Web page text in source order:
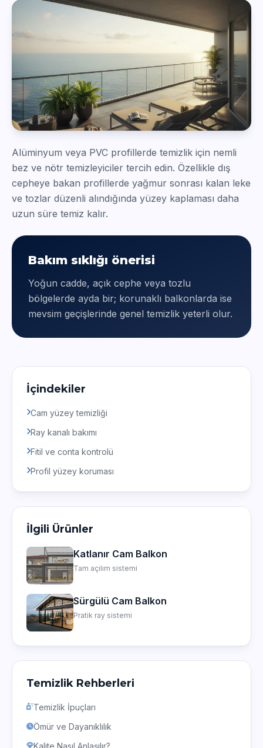
Alüminyum veya PVC profillerde temizlik için nemli
bez ve nötr temizleyiciler tercih edin. Özellikle dış
cepheye bakan profillerde yağmur sonrası kalan leke
ve tozlar düzenli alındığında yüzey kaplaması daha
uzun süre temiz kalır.
Bakım sıklığı önerisi
Yoğun cadde, açık cephe veya tozlu
bölgelerde ayda bir; korunaklı balkonlarda ise
mevsim geçişlerinde genel temizlik yeterli olur.
İçindekiler
Cam yüzey temizliği
Ray kanalı bakımı
Fitil ve conta kontrolü
Profil yüzey koruması
İlgili Ürünler
Katlanır Cam Balkon
Tam açılım sistemi
Sürgülü Cam Balkon
Pratik ray sistemi
Temizlik Rehberleri
Temizlik İpuçları
Ömür ve Dayanıklılık
Kalite Nasıl Anlaşılır?